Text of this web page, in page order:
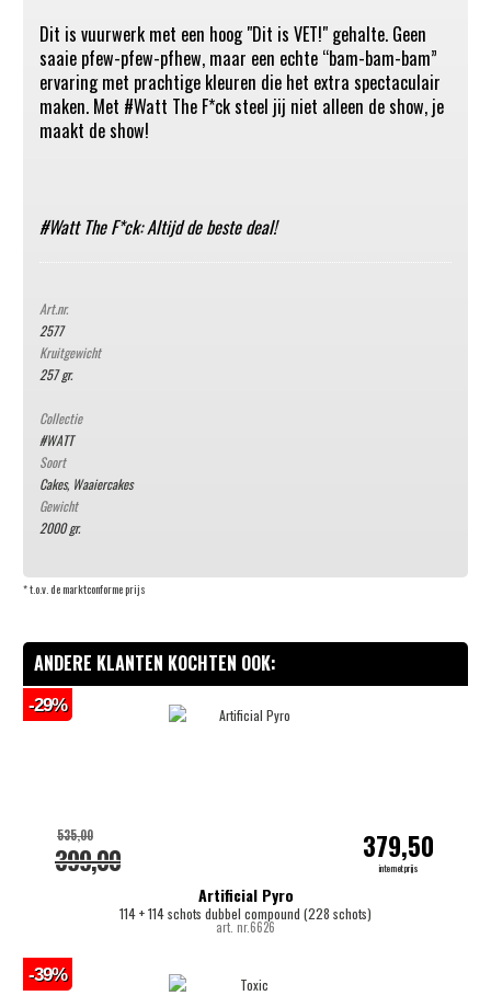
Dit is vuurwerk met een hoog "Dit is VET!" gehalte. Geen
saaie pfew-pfew-pfhew, maar een echte “bam-bam-bam”
ervaring met prachtige kleuren die het extra spectaculair
maken. Met #Watt The F*ck steel jij niet alleen de show, je
maakt de show!
#Watt The F*ck: Altijd de beste deal!
Art.nr.
2577
Kruitgewicht
257 gr.
Collectie
#WATT
Soort
Cakes, Waaiercakes
Gewicht
2000 gr.
* t.o.v. de marktconforme prijs
ANDERE KLANTEN KOCHTEN OOK:
Artificial Pyro
114 + 114 schots dubbel compound (228 schots)
art. nr.6626
399,00
535,00 379,50
internetprijs
-29%
-39%